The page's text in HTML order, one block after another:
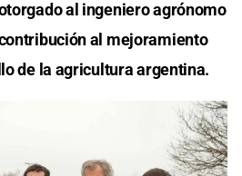
al ingeniero agrónomo
al mejoramiento
de la agricultura argentina.